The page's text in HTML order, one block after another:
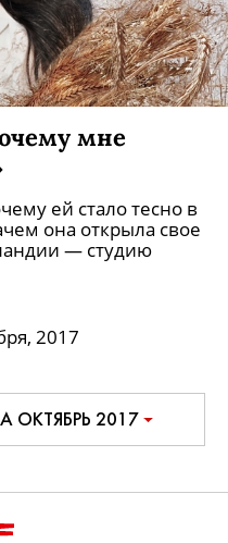
мне
ей стало тесно в
она открыла свое
— студию
ОКТЯБРЬ 2017